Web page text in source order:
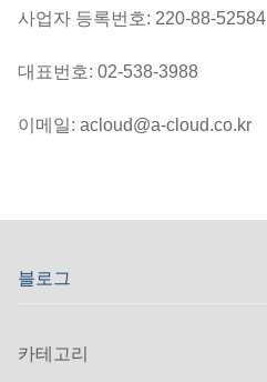
사업자 등록번호: 220-88-52584
대표번호: 02-538-3988
이메일: acloud@a-cloud.co.kr
블로그
카테고리